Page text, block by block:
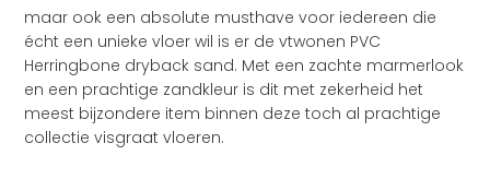
maar ook een absolute musthave voor iedereen die
écht een unieke vloer wil is er de vtwonen PVC
Herringbone dryback sand. Met een zachte marmerlook
en een prachtige zandkleur is dit met zekerheid het
meest bijzondere item binnen deze toch al prachtige
collectie visgraat vloeren.